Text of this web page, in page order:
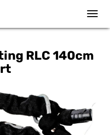
RLC 140cm